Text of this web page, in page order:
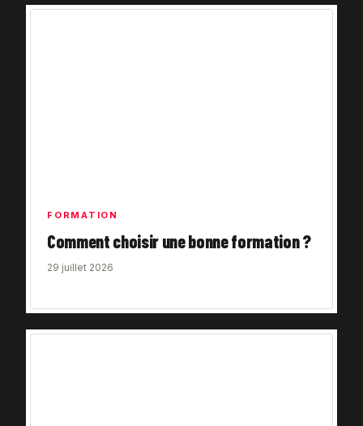
FORMATION
Comment choisir une bonne formation ?
29 juillet 2026